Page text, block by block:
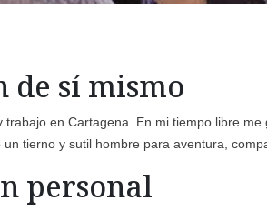
de sí mismo
trabajo en Cartagena. En mi tiempo libre
tierno y sutil hombre para aventura,
personal